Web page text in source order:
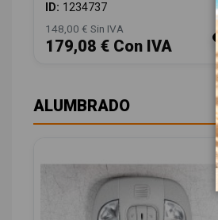
ID: 1234737
148,00 € Sin IVA
179,08 € Con IVA
ALUMBRADO